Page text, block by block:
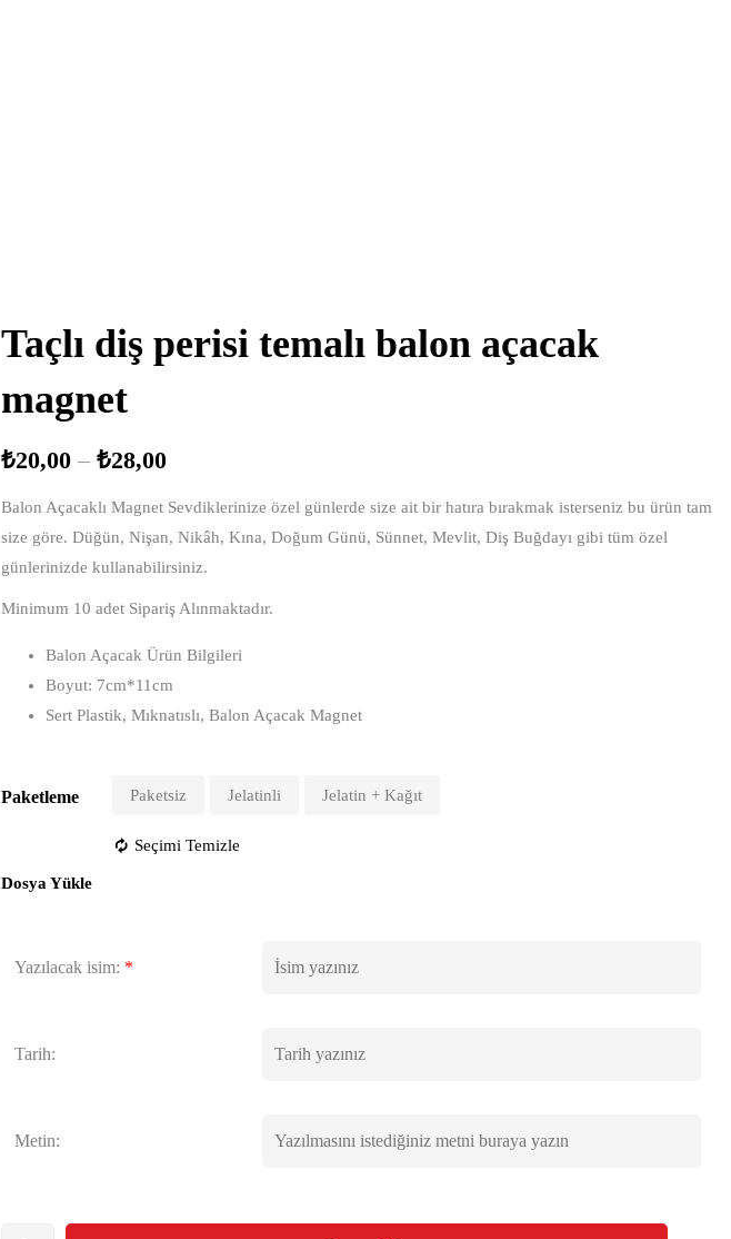
Taçlı diş perisi temalı balon açacak
magnet
₺20,00 – ₺28,00
Balon Açacaklı Magnet Sevdiklerinize özel günlerde size ait bir hatıra bırakmak isterseniz bu ürün tam
size göre. Düğün, Nişan, Nikâh, Kına, Doğum Günü, Sünnet, Mevlit, Diş Buğdayı gibi tüm özel
günlerinizde kullanabilirsiniz.
Minimum 10 adet Sipariş Alınmaktadır.
Balon Açacak Ürün Bilgileri
Boyut: 7cm*11cm
Sert Plastik, Mıknatıslı, Balon Açacak Magnet
Paketleme Paketsiz Jelatinli Jelatin + Kağıt
Seçimi Temizle
Dosya Yükle
Yazılacak isim: *
Tarih:
Metin: